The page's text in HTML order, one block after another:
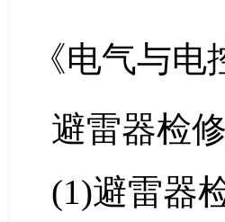
《电气与电
避雷器检
(1)避雷器